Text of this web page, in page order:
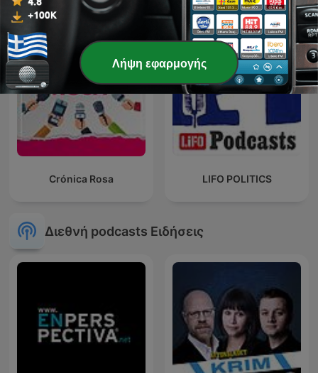
Crónica Rosa LIFO POLITICS
Διεθνή podcasts Ειδήσεις
Λήψη εφαρμογής